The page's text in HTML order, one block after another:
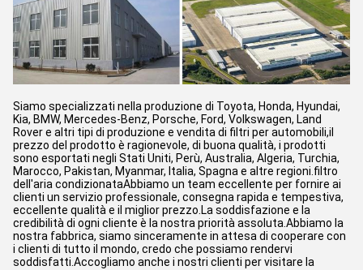
Siamo specializzati nella produzione di Toyota, Honda, Hyundai,
Kia, BMW, Mercedes-Benz, Porsche, Ford, Volkswagen, Land
Rover e altri tipi di produzione e vendita di filtri per automobili,il
prezzo del prodotto è ragionevole, di buona qualità, i prodotti
sono esportati negli Stati Uniti, Perù, Australia, Algeria, Turchia,
Marocco, Pakistan, Myanmar, Italia, Spagna e altre regioni.filtro
dell'aria condizionataAbbiamo un team eccellente per fornire ai
clienti un servizio professionale, consegna rapida e tempestiva,
eccellente qualità e il miglior prezzo.La soddisfazione e la
credibilità di ogni cliente è la nostra priorità assoluta.Abbiamo la
nostra fabbrica, siamo sinceramente in attesa di cooperare con
i clienti di tutto il mondo, credo che possiamo rendervi
soddisfatti.Accogliamo anche i nostri clienti per visitare la